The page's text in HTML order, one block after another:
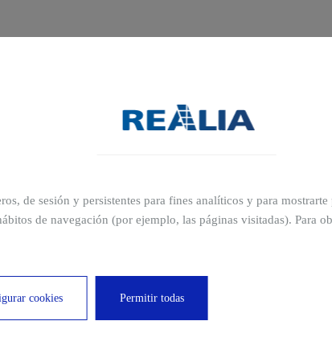
¿Qué te interesa?
de sesión y persistentes para fines analíticos y para
de navegación (por ejemplo, las páginas visitadas). Para
cookies Permitir todas